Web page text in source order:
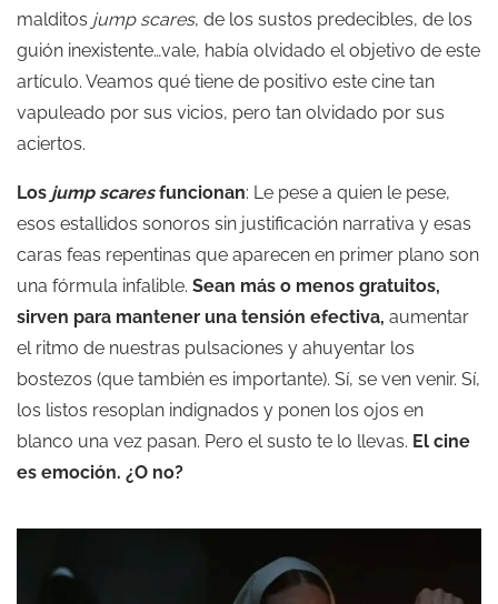
malditos jump scares, de los sustos predecibles, de los
guión inexistente…vale, había olvidado el objetivo de este
artículo. Veamos qué tiene de positivo este cine tan
vapuleado por sus vicios, pero tan olvidado por sus
aciertos.
Los jump scaresfuncionan: Le pese a quien le pese,
esos estallidos sonoros sin justificación narrativa y esas
caras feas repentinas que aparecen en primer plano son
una fórmula infalible. Sean más o menos gratuitos,
sirven para mantener una tensión efectiva, aumentar
el ritmo de nuestras pulsaciones y ahuyentar los
bostezos (que también es importante). Sí, se ven venir. Sí,
los listos resoplan indignados y ponen los ojos en
blanco una vez pasan. Pero el susto te lo llevas. El cine
es emoción. ¿O no?